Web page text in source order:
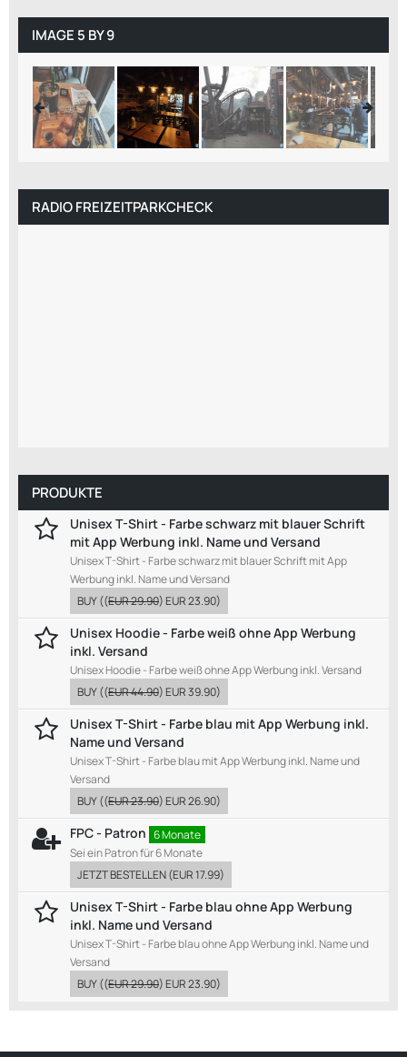
IMAGE 5 BY 9
RADIO FREIZEITPARKCHECK
PRODUKTE
Unisex T-Shirt - Farbe schwarz mit blauer Schrift
mit App Werbung inkl. Name und Versand
Unisex T-Shirt - Farbe schwarz mit blauer Schrift mit App
Werbung inkl. Name und Versand
BUY((EUR 29.90)EUR 23.90)
Unisex Hoodie - Farbe weiß ohne App Werbung
inkl. Versand
Unisex Hoodie - Farbe weiß ohne App Werbung inkl. Versand
BUY((EUR 44.90)EUR 39.90)
Unisex T-Shirt - Farbe blau mit App Werbung inkl.
Name und Versand
Unisex T-Shirt - Farbe blau mit App Werbung inkl. Name und
Versand
BUY((EUR 23.90)EUR 26.90)
FPC - Patron 6 Monate
Sei ein Patron für 6 Monate
JETZT BESTELLEN(EUR 17.99)
Unisex T-Shirt - Farbe blau ohne App Werbung
inkl. Name und Versand
Unisex T-Shirt - Farbe blau ohne App Werbung inkl. Name und
Versand
BUY((EUR 29.90)EUR 23.90)